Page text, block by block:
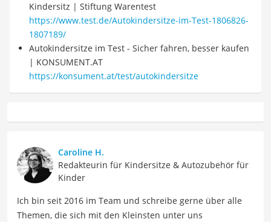
Kindersitz | Stiftung Warentest
https://www.test.de/Autokindersitze-im-Test-1806826-
1807189/
Autokindersitze im Test - Sicher fahren, besser kaufen
| KONSUMENT.AT
https://konsument.at/test/autokindersitze
Caroline H.
Redakteurin für Kindersitze & Autozubehör für
Kinder
Ich bin seit 2016 im Team und schreibe gerne über alle
Themen, die sich mit den Kleinsten unter uns